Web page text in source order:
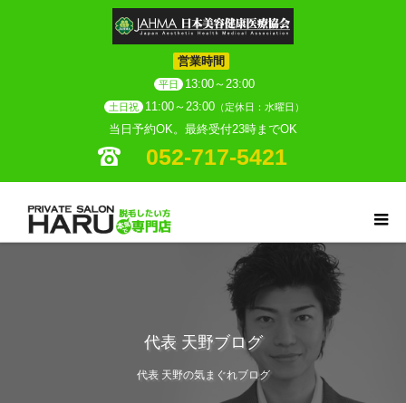
営業時間
平日 13:00～23:00
土日祝 11:00～23:00 （定休日：水曜日）
当日予約OK。最終受付23時までOK
052-717-5421
代表 天野ブログ
代表 天野の気まぐれブログ